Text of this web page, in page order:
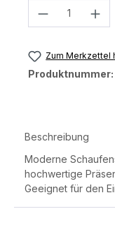
Produkt
Zum Merkzettel
Produktnummer:
Beschreibung
Moderne
hochwertige
Geeignet für den